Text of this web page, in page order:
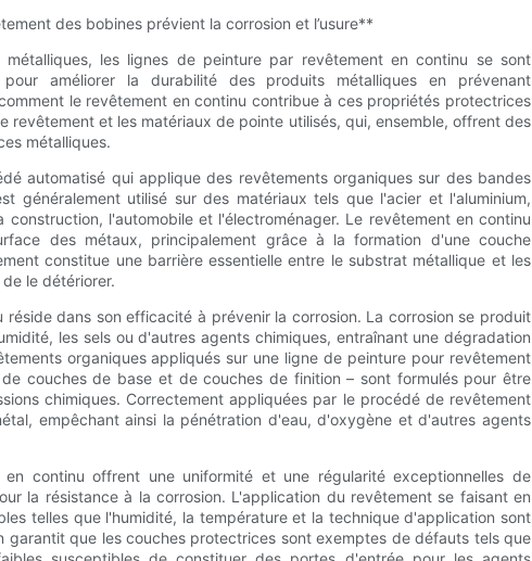
des bobines prévient la corrosion et l’usure**
les lignes de peinture par revêtement en continu se sont
pour améliorer la durabilité des produits métalliques en prévenant
le revêtement en continu contribue à ces propriétés protectrices
revêtement et les matériaux de pointe utilisés, qui, ensemble, offrent des
métalliques.
automatisé qui applique des revêtements organiques sur des bandes
généralement utilisé sur des matériaux tels que l'acier et l'aluminium,
l'automobile et l'électroménager. Le revêtement en continu
des métaux, principalement grâce à la formation d'une couche
constitue une barrière essentielle entre le substrat métallique et les
le détériorer.
dans son efficacité à prévenir la corrosion. La corrosion se produit
les sels ou d'autres agents chimiques, entraînant une dégradation
organiques appliqués sur une ligne de peinture pour revêtement
couches de base et de couches de finition – sont formulés pour être
chimiques. Correctement appliquées par le procédé de revêtement
empêchant ainsi la pénétration d'eau, d'oxygène et d'autres agents
continu offrent une uniformité et une régularité exceptionnelles de
la résistance à la corrosion. L'application du revêtement se faisant en
telles que l'humidité, la température et la technique d'application sont
garantit que les couches protectrices sont exemptes de défauts tels que